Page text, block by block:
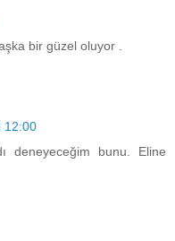
bir güzel oluyor .
12:00
deneyeceğim bunu. Eline